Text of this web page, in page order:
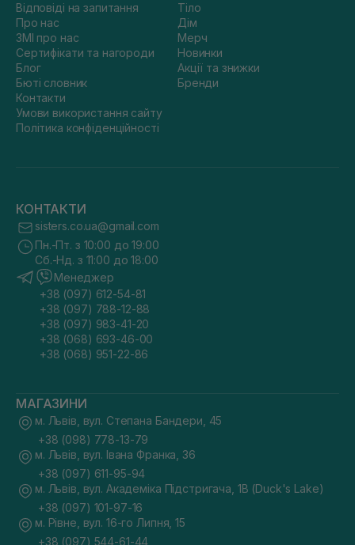
Відповіді на запитання
Про нас
ЗМІ про нас
Сертифікати та нагороди
Блог
Бюті словник
Контакти
Умови використання сайту
Політика конфіденційності
Тіло
Дім
Мерч
Новинки
Акції та знижки
Бренди
КОНТАКТИ
sisters.co.ua@gmail.com
Пн.-Пт. з 10:00 до 19:00
Сб.-Нд. з 11:00 до 18:00
Менеджер
+38 (097) 612-54-81
+38 (097) 788-12-88
+38 (097) 983-41-20
+38 (068) 693-46-00
+38 (068) 951-22-86
МАГАЗИНИ
м. Львів, вул. Степана Бандери, 45
+38 (098) 778-13-79
м. Львів, вул. Івана Франка, 36
+38 (097) 611-95-94
м. Львів, вул. Академіка Підстригача, 1В (Duck's Lake)
+38 (097) 101-97-16
м. Рівне, вул. 16-го Липня, 15
+38 (097) 544-61-44